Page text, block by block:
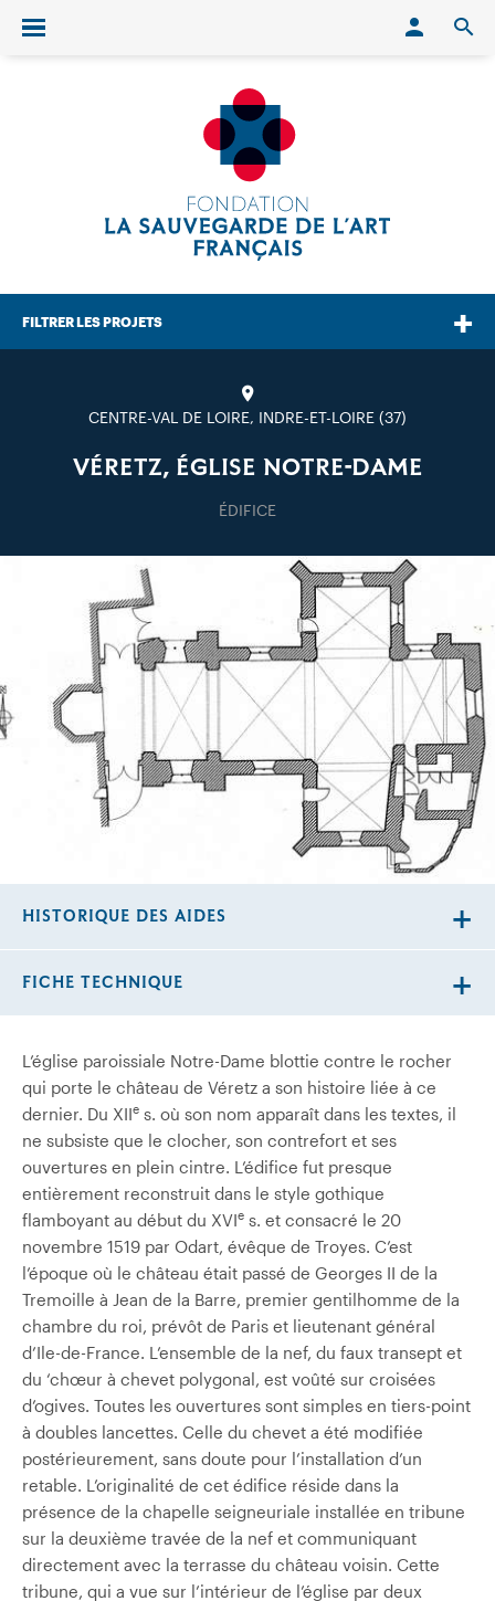
Ouvrir/fermer le menu
FILTRER LES PROJETS
CENTRE-VAL DE LOIRE, INDRE-ET-LOIRE (37)
VÉRETZ, ÉGLISE NOTRE-DAME
ÉDIFICE
L’église paroissiale Notre-Dame blottie contre le rocher
qui porte le château de Véretz a son histoire liée à ce
dernier. Du XIIe s. où son nom apparaît dans les textes, il
ne subsiste que le clocher, son contrefort et ses
ouvertures en plein cintre. L’édifice fut presque
entièrement reconstruit dans le style gothique
flamboyant au début du XVIe s. et consacré le 20
novembre 1519 par Odart, évêque de Troyes. C’est
l’époque où le château était passé de Georges II de la
Tremoille à Jean de la Barre, premier gentilhomme de la
chambre du roi, prévôt de Paris et lieutenant général
d’Ile-de-France. L’ensemble de la nef, du faux transept et
du ‘chœur à chevet polygonal, est voûté sur croisées
d’ogives. Toutes les ouvertures sont simples en tiers-point
à doubles lancettes. Celle du chevet a été modifiée
postérieurement, sans doute pour l’installation d’un
retable. L’originalité de cet édifice réside dans la
présence de la chapelle seigneuriale installée en tribune
sur la deuxième travée de la nef et communiquant
directement avec la terrasse du château voisin. Cette
tribune, qui a vue sur l’intérieur de l’église par deux
HISTORIQUE DES AIDES
FICHE TECHNIQUE